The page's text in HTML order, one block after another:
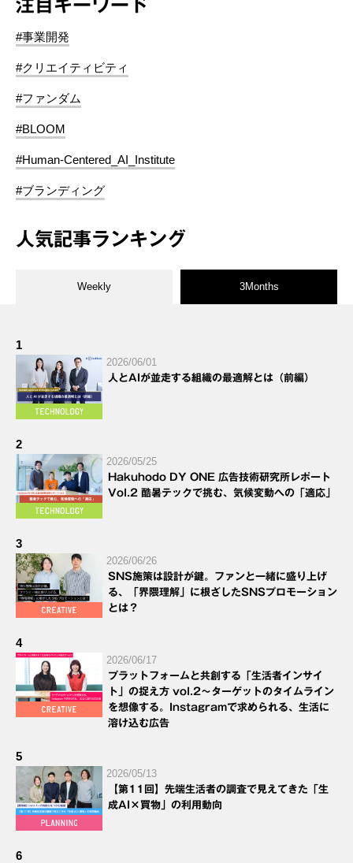
注目キーワード
#事業開発
#クリエイティビティ
#ファンダム
#BLOOM
#Human-Centered_AI_Institute
#ブランディング
人気記事ランキング
Weekly 3Months
1
2026/06/01
人とAIが並走する組織の最適解とは（前編）
2
2026/05/25
Hakuhodo DY ONE 広告技術研究所レポート
Vol.2 酷暑テックで挑む、気候変動への「適応」
3
2026/06/26
SNS施策は設計が鍵。ファンと一緒に盛り上げ
る、「界隈理解」に根ざしたSNSプロモーション
とは？
4
2026/06/17
プラットフォームと共創する「生活者インサイ
ト」の捉え方 vol.2～ターゲットのタイムライン
を想像する。Instagramで求められる、生活に
溶け込む広告
5
2026/05/13
【第11回】先端生活者の調査で見えてきた「生
成AI×買物」の利用動向
6